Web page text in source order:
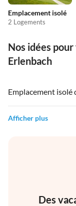
Emplacement isolé
2 Logements
Nos idées
Erlenbach
Emplacement isolé
Afficher plus
Des